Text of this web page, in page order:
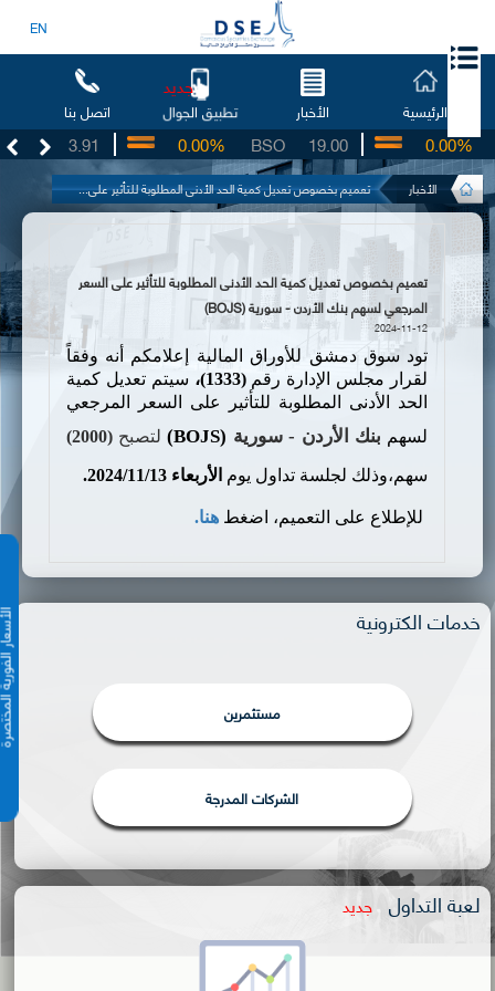
EN
الرئيسية الأخبار تطبيق الجوال
جديد
اتصل بنا
3.91
UG 19.00
BSO
0.00% 0.00%
الأخبار تعميم بخصوص تعديل كمية الحد الأدنى المطلوبة للتأثير على...
الأسعار
تعميم بخصوص تعديل كمية الحد الأدنى المطلوبة للتأثير على السعر
المرجعي لسهم بنك الأردن - سورية (BOJS)
2024-11-12
تود سوق دمشق للأوراق المالية إعلامكم أنه وفقاً
لقرار مجلس الإدارة رقم(1333)،
سيتم تعديل كمية
الحد الأدنى المطلوبة للتأثير على السعر المرجعي
لسهم بنك الأردن - سورية (BOJS) لتصبح(
2000
)
سهم،وذلك لجلسة تداول يوم الأربعاء 11/13/
2024
.
للإطلاع على التعميم، اضغط هنا.
خدمات الكترونية
مستثمرين
الشركات المدرجة
لعبة التداول جديد